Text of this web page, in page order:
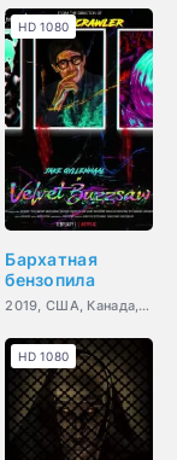
Бархатная
бензопила
2019, США, Канада, ужасы,
HD 1080
HD 1080